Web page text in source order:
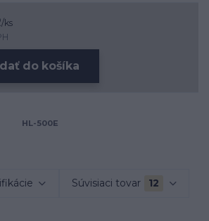
/ks
do košíka
HL-500E
Súvisiaci tovar 12